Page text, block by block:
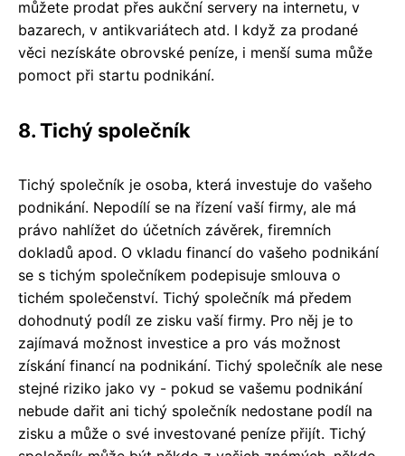
můžete prodat přes aukční servery na internetu, v
bazarech, v antikvariátech atd. I když za prodané
věci nezískáte obrovské peníze, i menší suma může
pomoct při startu podnikání.
8. Tichý společník
Tichý společník je osoba, která investuje do vašeho
podnikání. Nepodílí se na řízení vaší firmy, ale má
právo nahlížet do účetních závěrek, firemních
dokladů apod. O vkladu financí do vašeho podnikání
se s tichým společníkem podepisuje smlouva o
tichém společenství. Tichý společník má předem
dohodnutý podíl ze zisku vaší firmy. Pro něj je to
zajímavá možnost investice a pro vás možnost
získání financí na podnikání. Tichý společník ale nese
stejné riziko jako vy - pokud se vašemu podnikání
nebude dařit ani tichý společník nedostane podíl na
zisku a může o své investované peníze přijít. Tichý